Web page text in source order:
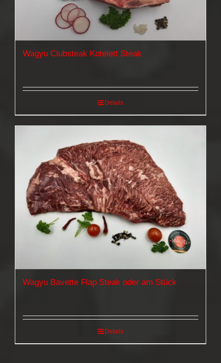
Wagyu Clubsteak Kotelett Steak
Details
Wagyu Bavette Flap Steak oder am Stück
Details